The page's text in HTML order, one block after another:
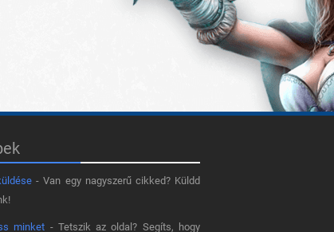
- Van egy nagyszerű cikked? Küldd
minket - Tetszik az oldal? Segíts, hogy